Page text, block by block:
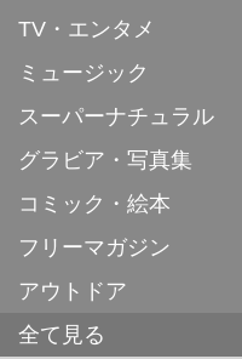
TV・エンタメ
ミュージック
スーパーナチュラル
グラビア・写真集
コミック・絵本
フリーマガジン
アウトドア
全て見る